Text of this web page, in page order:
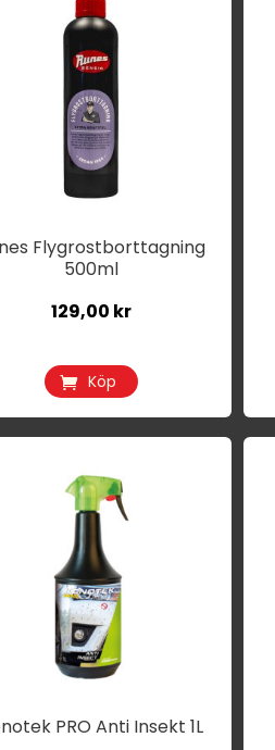
Flygrostborttagning
500ml
129,00 kr
Köp
PRO Anti Insekt 1L